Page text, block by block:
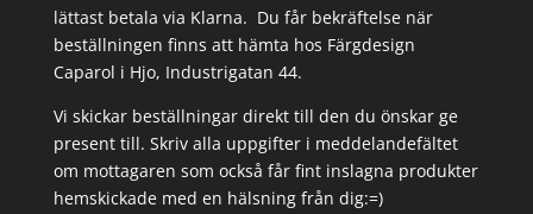
lättast betala via Klarna. Du får bekräftelse när
beställningen finns att hämta hos Färgdesign
Caparol i Hjo, Industrigatan 44.
Vi skickar beställningar direkt till den du önskar ge
present till. Skriv alla uppgifter i meddelandefältet
om mottagaren som också får fint inslagna produkter
hemskickade med en hälsning från dig:=)